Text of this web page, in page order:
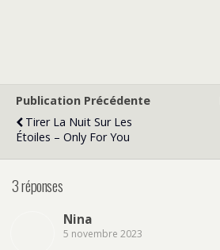
Publication Précédente
Tirer La Nuit Sur Les
Étoiles – Only For You
3 réponses
Nina
5 novembre 2023